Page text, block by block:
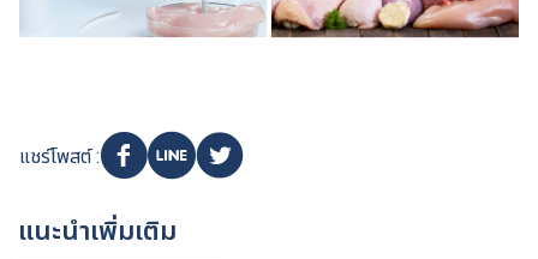
แชร์โพสต์ :
แนะนำเพิ่มเติม